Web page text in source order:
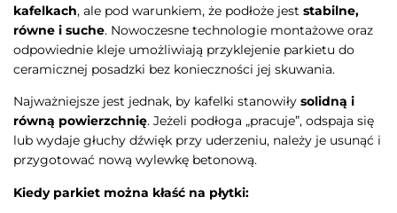
kafelkach, ale pod warunkiem, że podłoże jest stabilne,
równe i suche. Nowoczesne technologie montażowe oraz
odpowiednie kleje umożliwiają przyklejenie parkietu do
ceramicznej posadzki bez konieczności jej skuwania.
Najważniejsze jest jednak, by kafelki stanowiły solidną i
równą powierzchnię. Jeżeli podłoga „pracuje”, odspaja się
lub wydaje głuchy dźwięk przy uderzeniu, należy je usunąć i
przygotować nową wylewkę betonową.
Kiedy parkiet można kłaść na płytki: